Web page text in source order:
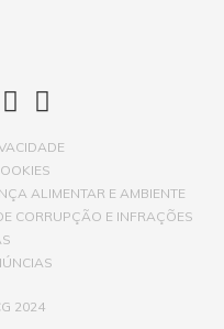
ALIMENTAR E AMBIENTE
CORRUPÇÃO E INFRAÇÕES
2024